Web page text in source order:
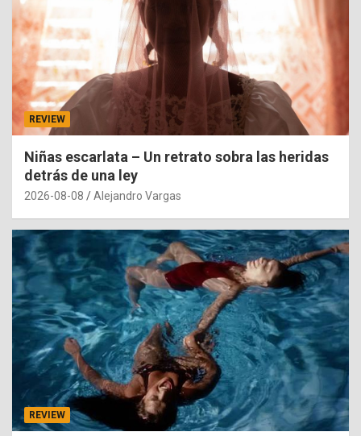
REVIEW
Niñas escarlata – Un retrato sobra las heridas
detrás de una ley
2026-08-08 Alejandro Vargas
REVIEW